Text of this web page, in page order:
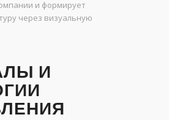
и формирует
через визуальную
И